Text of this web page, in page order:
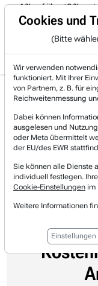
-4 % auf über +3 %.
Gratis Account Login
Home Newsticker
Argus erhöht
Argus
Southwest
MT Newswires
07.07.2026 um 20:15
Cookies und
(Bitte
Wir verwenden
funktioniert. Mit Ihrer
von Partnern, z. B. für
Reichweitenmessung
Dabei können
ausgelesen und
oder Meta übermittelt
der EU/des EWR
Sie können alle Dienste
individuell festlegen.
Cookie-Einstellungen im
Weitere Informationen
Einstellungen